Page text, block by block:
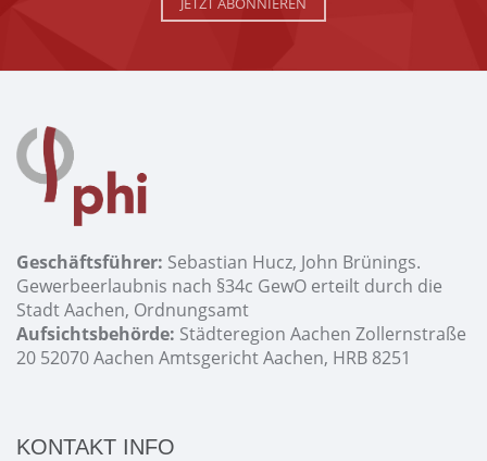
Geschäftsführer: Sebastian Hucz, John Brünings.
Gewerbeerlaubnis nach §34c GewO erteilt durch die
Stadt Aachen, Ordnungsamt
Aufsichtsbehörde: Städteregion Aachen Zollernstraße
20 52070 Aachen Amtsgericht Aachen, HRB 8251
KONTAKT INFO